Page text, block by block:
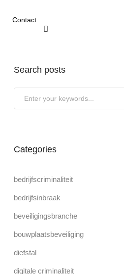
Contact
Search posts
Categories
bedrijfscriminaliteit
bedrijfsinbraak
beveiligingsbranche
bouwplaatsbeveiliging
diefstal
digitale criminaliteit